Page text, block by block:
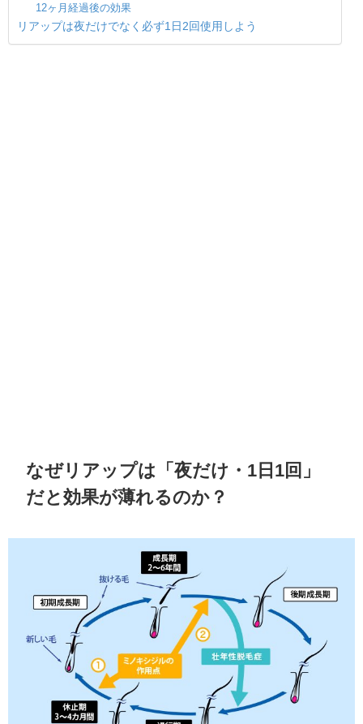
12ヶ月経過後の効果
リアップは夜だけでなく必ず1日2回使用しよう
なぜリアップは「夜だけ・1日1回」
だと効果が薄れるのか？